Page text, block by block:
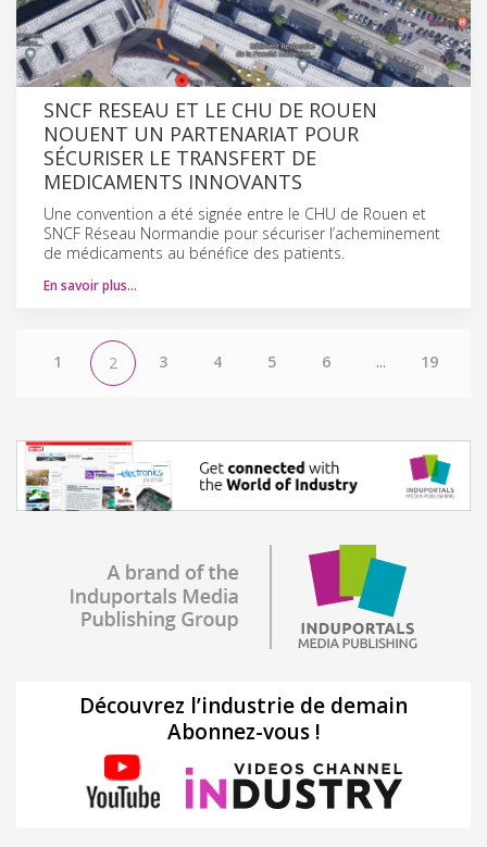
SNCF RESEAU ET LE CHU DE ROUEN
NOUENT UN PARTENARIAT POUR
SÉCURISER LE TRANSFERT DE
MEDICAMENTS INNOVANTS
Une convention a été signée entre le CHU de Rouen et
SNCF Réseau Normandie pour sécuriser l’acheminement
de médicaments au bénéfice des patients.
En savoir plus…
1 2 3 4 5 6 ... 19
Découvrez l’industrie de demain
Abonnez-vous !